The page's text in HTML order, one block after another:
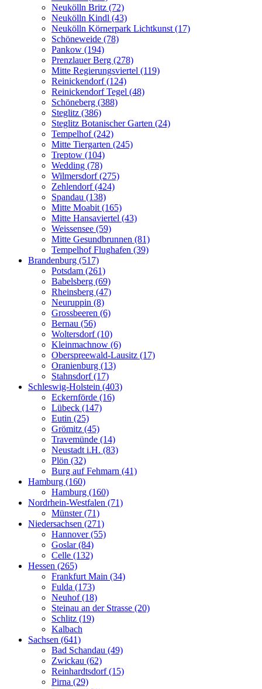
Neukölln Britz (72)
Neukölln Kindl (43)
Neukölln Körnerpark Lichtkunst (17)
Schöneweide (78)
Pankow (194)
Prenzlauer Berg (278)
Mitte Regierungsviertel (119)
Reinickendorf (124)
Reinickendorf Tegel (48)
Schöneberg (388)
Steglitz (386)
Steglitz Botanischer Garten (24)
Tempelhof (242)
Mitte Tiergarten (245)
Treptow (104)
Wedding (78)
Wilmersdorf (275)
Zehlendorf (424)
Spandau (138)
Mitte Moabit (165)
Mitte Hansaviertel (43)
Weissensee (59)
Mitte Gesundbrunnen (81)
Tempelhof Flughafen (39)
Brandenburg (517)
Potsdam (261)
Babelsberg (69)
Rheinsberg (47)
Neuruppin (8)
Grossbeeren (6)
Bernau (56)
Woltersdorf (10)
Kleinmachnow (6)
Oberspreewald-Lausitz (17)
Oranienburg (13)
Stahnsdorf (17)
Schleswig-Holstein (403)
Eckernförde (16)
Lübeck (147)
Eutin (25)
Grömitz (45)
Travemünde (14)
Neustadt i.H. (83)
Plön (32)
Burg auf Fehmarn (41)
Hamburg (160)
Hamburg (160)
Nordrhein-Westfalen (71)
Münster (71)
Niedersachsen (271)
Hannover (55)
Goslar (84)
Celle (132)
Hessen (265)
Frankfurt Main (34)
Fulda (173)
Neuhof (18)
Steinau an der Strasse (20)
Schlitz (19)
Kalbach
Sachsen (641)
Bad Schandau (49)
Zwickau (62)
Reinhardtsdorf (15)
Pirna (29)